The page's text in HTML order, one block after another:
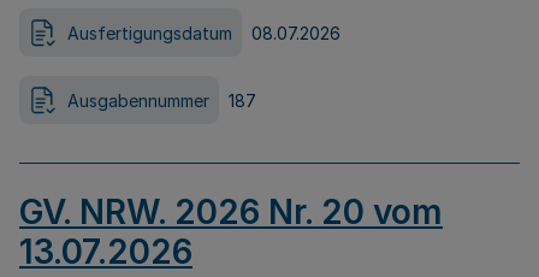
Ausfertigungsdatum 08.07.2026
Ausgabennummer 187
GV. NRW. 2026 Nr. 20 vom
13.07.2026